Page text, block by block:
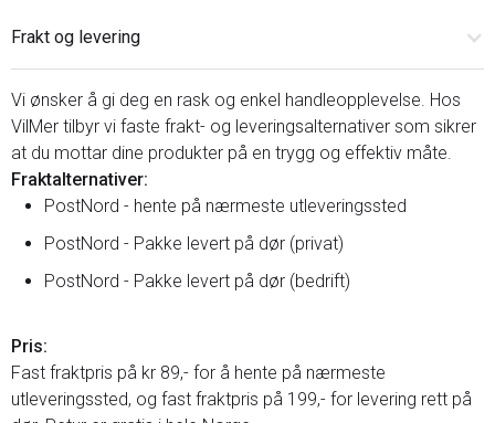
Frakt og levering
Vi ønsker å gi deg en rask og enkel handleopplevelse. Hos
VilMer tilbyr vi faste frakt- og leveringsalternativer som sikrer
at du mottar dine produkter på en trygg og effektiv måte.
Fraktalternativer:
PostNord - hente på nærmeste utleveringssted
PostNord - Pakke levert på dør (privat)
PostNord - Pakke levert på dør (bedrift)
Pris:
Fast fraktpris på kr 89,- for å hente på nærmeste
utleveringssted, og fast fraktpris på 199,- for levering rett på